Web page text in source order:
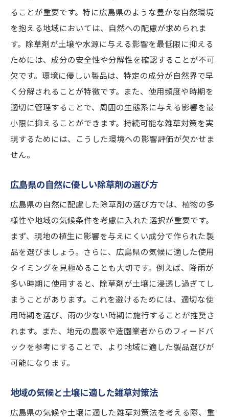
ることが重要です。特に広島県のような豊かな自然環境
を抱える地域においては、自然への配慮が求められま
す。除草剤が土壌や水源に与える影響を最低限に抑える
ためには、成分の安全性や分解性を確認することが不可
欠です。環境に優しい製品は、特定の成分が自然界で早
く分解されることが特徴です。また、使用頻度や時期を
適切に管理することで、周囲の生態系に与える影響を最
小限に抑えることができます。持続可能な雑草対策を実
現するためには、こうした環境への影響評価が欠かせま
せん。
広島県の自然に優しい除草剤の選び方
広島県の自然に配慮した除草剤の選び方では、植物の多
様性や地域の気候条件を考慮に入れた選択が重要です。
まず、現地の植生に影響を与えにくい成分で作られた製
品を選びましょう。さらに、広島県の気候に適した使用
タイミングを見極めることも大切です。例えば、降雨が
多い時期に使用すると、除草剤が土壌に浸透し過ぎてし
まうことがあります。これを避けるためには、適切な使
用時期を選び、雨の少ない時期に施行することが推奨さ
れます。また、地元の農家や造園業者からのフィードバ
ックを参考にすることで、より地域に適した製品選びが
可能になります。
地域の気候と土壌に適した雑草対策法
広島県の気候や土壌に適した雑草対策法を考える際、重